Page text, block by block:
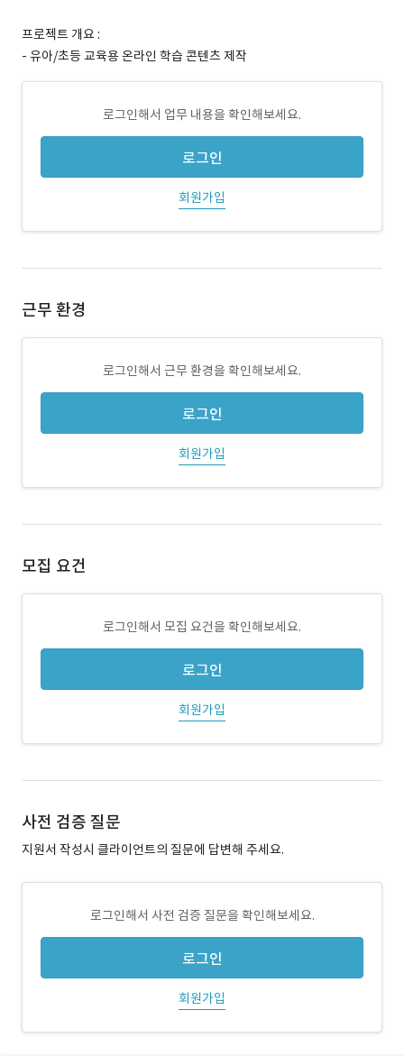
프로젝트 개요 :
- 유아/초등 교육용 온라인 학습 콘텐츠 제작
로그인해서 업무 내용을 확인해보세요.
로그인
회원가입
근무 환경
로그인해서 근무 환경을 확인해보세요.
로그인
회원가입
모집 요건
로그인해서 모집 요건을 확인해보세요.
로그인
회원가입
사전 검증 질문
지원서 작성시 클라이언트의 질문에 답변해 주세요.
로그인해서 사전 검증 질문을 확인해보세요.
로그인
회원가입